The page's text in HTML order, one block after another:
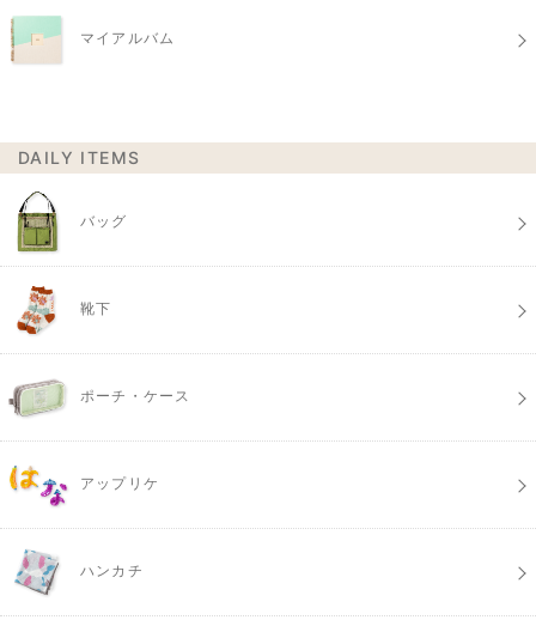
マイアルバム
DAILY ITEMS
バッグ
靴下
ポーチ・ケース
アップリケ
ハンカチ